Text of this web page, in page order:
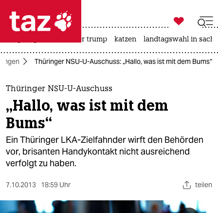
 taz zahl ich
taz zahl ich
themen
politik
öko
gesellschaft
sport

taz zahl ich
usa unter trump katzen landtagswahl in
Thüringer NSU-U-Auschuss: „Hallo, was ist mit dem Bums“
Thüringer NSU-U-Auschuss
„Hallo, was ist mit dem
Bums“
Ein Thüringer LKA-Zielfahnder wirft den Behörden
vor, brisanten Handykontakt nicht ausreichend
verfolgt zu haben.
7.10.2013 18:59 Uhr teilen